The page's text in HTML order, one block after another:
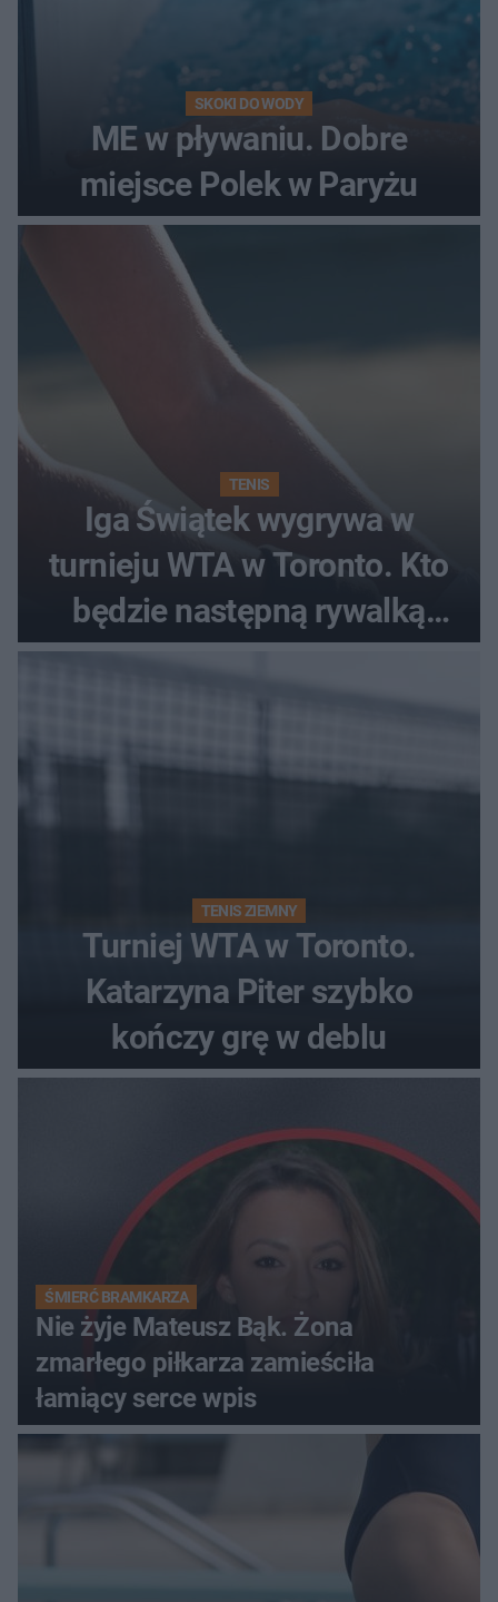
SKOKI DO WODY
ME w pływaniu. Dobre
miejsce Polek w Paryżu
TENIS
Iga Świątek wygrywa w
turnieju WTA w Toronto. Kto
będzie następną rywalką
Polki?
TENIS ZIEMNY
Turniej WTA w Toronto.
Katarzyna Piter szybko
kończy grę w deblu
ŚMIERĆ BRAMKARZA
Nie żyje Mateusz Bąk. Żona
zmarłego piłkarza zamieściła
łamiący serce wpis